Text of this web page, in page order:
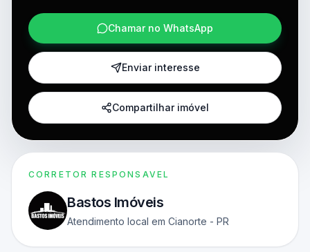
Chamar no WhatsApp
Enviar interesse
Compartilhar imóvel
CORRETOR RESPONSAVEL
Bastos Imóveis
Atendimento local em Cianorte - PR